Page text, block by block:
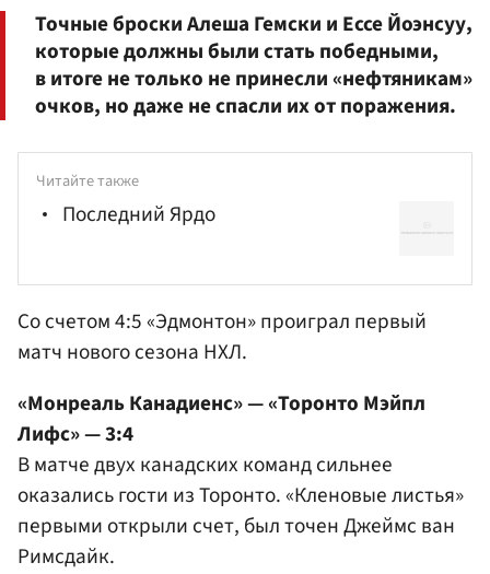
Точные броски Алеша Гемски и Ессе Йоэнсуу,
которые должны были стать победными,
в итоге не только не принесли «нефтяникам»
очков, но даже не спасли их от поражения.
Читайте также
Последний Ярдо
Со счетом 4:5 «Эдмонтон» проиграл первый
матч нового сезона НХЛ.
«Монреаль Канадиенс» — «Торонто Мэйпл
Лифс» — 3:4
В матче двух канадских команд сильнее
оказались гости из Торонто. «Кленовые листья»
первыми открыли счет, был точен Джеймс ван
Римсдайк.